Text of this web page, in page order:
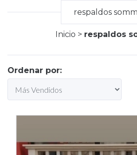
respaldos
Inicio > respaldos
Ordenar por: